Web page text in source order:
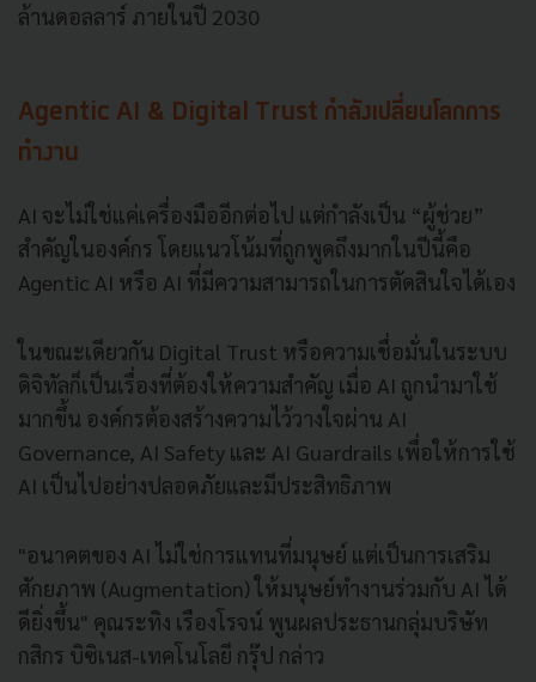
ล้านดอลลาร์ ภายในปี 2030
Agentic AI & Digital Trust กำลังเปลี่ยนโลกการ
ทำงาน
AI จะไม่ใช่แค่เครื่องมืออีกต่อไป แต่กำลังเป็น “ผู้ช่วย”
สำคัญในองค์กร โดยแนวโน้มที่ถูกพูดถึงมากในปีนี้คือ
Agentic AI หรือ AI ที่มีความสามารถในการตัดสินใจได้เอง
ในขณะเดียวกัน Digital Trust หรือความเชื่อมั่นในระบบ
ดิจิทัลก็เป็นเรื่องที่ต้องให้ความสำคัญ เมื่อ AI ถูกนำมาใช้
มากขึ้น องค์กรต้องสร้างความไว้วางใจผ่าน AI
Governance, AI Safety และ AI Guardrails เพื่อให้การใช้
AI เป็นไปอย่างปลอดภัยและมีประสิทธิภาพ
"อนาคตของ AI ไม่ใช่การแทนที่มนุษย์ แต่เป็นการเสริม
ศักยภาพ (Augmentation) ให้มนุษย์ทำงานร่วมกับ AI ได้
ดียิ่งขึ้น" คุณระทิง เรืองโรจน์ พูนผลประธานกลุ่มบริษัท
กสิกร บิซิเนส-เทคโนโลยี กรุ๊ป กล่าว